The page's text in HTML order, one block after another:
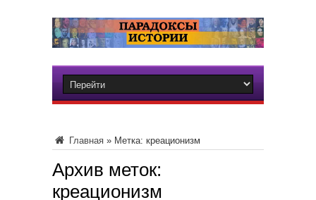
Главная » Метка: креационизм
Архив меток:
креационизм